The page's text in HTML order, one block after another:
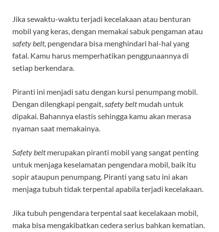
Jika sewaktu-waktu terjadi kecelakaan atau benturan
mobil yang keras, dengan memakai sabuk pengaman atau
safety belt, pengendara bisa menghindari hal-hal yang
fatal. Kamu harus memperhatikan penggunaannya di
setiap berkendara.
Piranti ini menjadi satu dengan kursi penumpang mobil.
Dengan dilengkapi pengait,safety beltmudah untuk
dipakai. Bahannya elastis sehingga kamu akan merasa
nyaman saat memakainya.
Safety beltmerupakan piranti mobil yang sangat penting
untuk menjaga keselamatan pengendara mobil, baik itu
sopir ataupun penumpang. Piranti yang satu ini akan
menjaga tubuh tidak terpental apabila terjadi kecelakaan.
Jika tubuh pengendara terpental saat kecelakaan mobil,
maka bisa mengakibatkan cedera serius bahkan kematian.